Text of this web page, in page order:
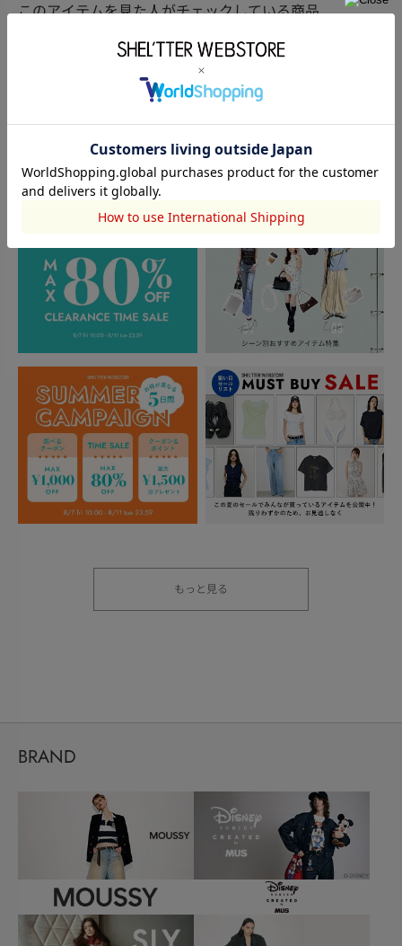
このアイテムを見た人がチェックしている商品
閲覧中カテゴリーのランキング
TOPICS
もっと見る
BRAND